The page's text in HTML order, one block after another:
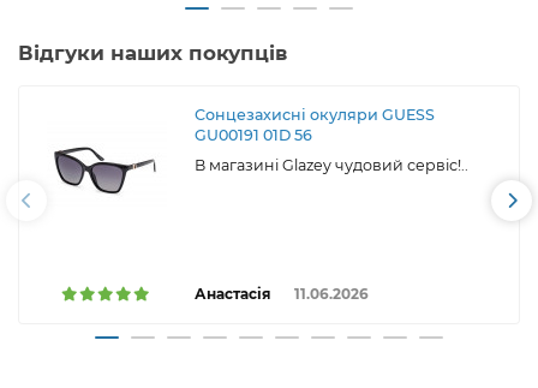
Відгуки наших покупців
Сонцезахисні окуляри GUESS
GU00191 01D 56
В магазині Glazey чудовий сервіс!..
Анастасія 11.06.2026